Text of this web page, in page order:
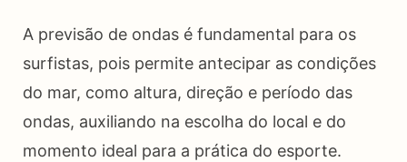
A previsão de ondas é fundamental para os
surfistas, pois permite antecipar as condições
do mar, como altura, direção e período das
ondas, auxiliando na escolha do local e do
momento ideal para a prática do esporte.